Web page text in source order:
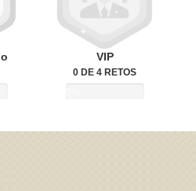
VIP
0 DE 4 RETOS